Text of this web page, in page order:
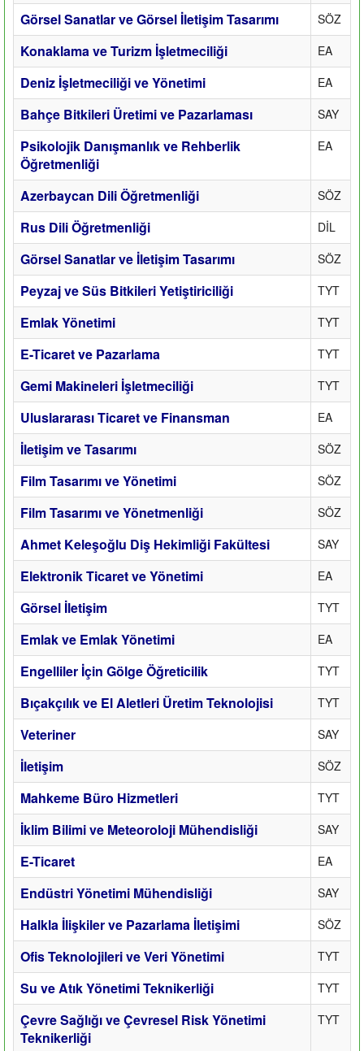
Görsel Sanatlar ve Görsel İletişim Tasarımı SÖZ
Konaklama ve Turizm İşletmeciliği EA
Deniz İşletmeciliği ve Yönetimi EA
Bahçe Bitkileri Üretimi ve Pazarlaması SAY
Psikolojik Danışmanlık ve Rehberlik
Öğretmenliği
EA
Azerbaycan Dili Öğretmenliği SÖZ
Rus Dili Öğretmenliği DİL
Görsel Sanatlar ve İletişim Tasarımı SÖZ
Peyzaj ve Süs Bitkileri Yetiştiriciliği TYT
Emlak Yönetimi TYT
E-Ticaret ve Pazarlama TYT
Gemi Makineleri İşletmeciliği TYT
Uluslararası Ticaret ve Finansman EA
İletişim ve Tasarımı SÖZ
Film Tasarımı ve Yönetimi SÖZ
Film Tasarımı ve Yönetmenliği SÖZ
Ahmet Keleşoğlu Diş Hekimliği Fakültesi SAY
Elektronik Ticaret ve Yönetimi EA
Görsel İletişim TYT
Emlak ve Emlak Yönetimi EA
Engelliler İçin Gölge Öğreticilik TYT
Bıçakçılık ve El Aletleri Üretim Teknolojisi TYT
Veteriner SAY
İletişim SÖZ
Mahkeme Büro Hizmetleri TYT
İklim Bilimi ve Meteoroloji Mühendisliği SAY
E-Ticaret EA
Endüstri Yönetimi Mühendisliği SAY
Halkla İlişkiler ve Pazarlama İletişimi SÖZ
Ofis Teknolojileri ve Veri Yönetimi TYT
Su ve Atık Yönetimi Teknikerliği TYT
Çevre Sağlığı ve Çevresel Risk Yönetimi
Teknikerliği
TYT